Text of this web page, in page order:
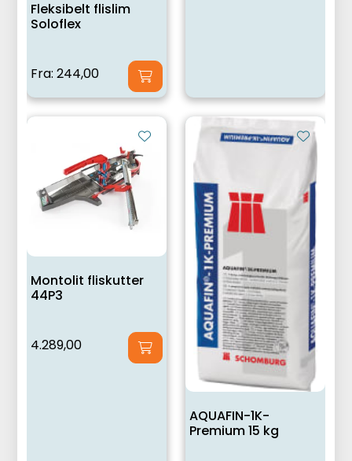
Fleksibelt flislim
Soloflex
Fra: 244,00
Montolit fliskutter
44P3
4.289,00
AQUAFIN-1K-
Premium 15 kg